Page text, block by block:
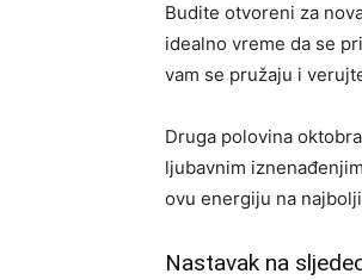
Budite otvoreni za
idealno vreme da se
vam se pružaju i
Druga polovina
ljubavnim
ovu energiju na
Nastavak na